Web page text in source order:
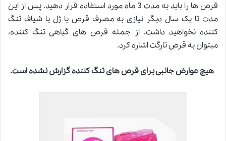
قرص ها را باید به مدت 3 ماه مورد استفاده قرار دهید. پس از این
مدت تا یک سال دیگر نیازی به مصرف قرص یا ژل یا شیاف تنگ
کننده نخواهید داشت. از جمله قرص های گیاهی تنگ کننده،
میتوان به قرص تارگت اشاره کرد.
هیچ عوارض جانبی برای قرص های تنگ کننده گزارش نشده است.